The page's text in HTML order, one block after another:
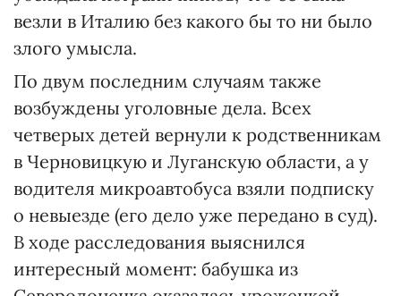
везли в Италию без какого бы то ни было
злого умысла.
По двум последним случаям также
возбуждены уголовные дела. Всех
четверых детей вернули к родственникам
в Черновицкую и Луганскую области, а у
водителя микроавтобуса взяли подписку
о невыезде (его дело уже передано в суд).
В ходе расследования выяснился
интересный момент: бабушка из